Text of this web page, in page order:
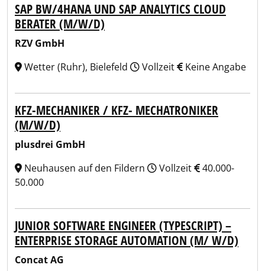
SAP BW/4HANA UND SAP ANALYTICS CLOUD
BERATER (M/W/D)
RZV GmbH
Wetter (Ruhr), Bielefeld
Vollzeit Keine Angabe
KFZ-MECHANIKER / KFZ- MECHATRONIKER
(M/W/D)
plusdrei GmbH
Neuhausen auf den Fildern
Vollzeit
40.000-
50.000
JUNIOR SOFTWARE ENGINEER (TYPESCRIPT) –
ENTERPRISE STORAGE AUTOMATION (M/ W/D)
Concat AG